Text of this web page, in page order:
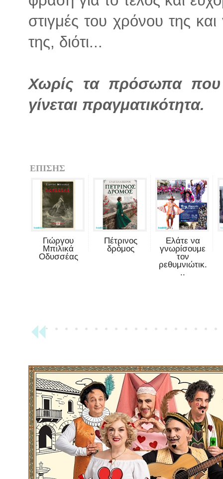
στιγμές του χρόνου της
της, διότι...
Χωρίς τα πρόσωπα που
γίνεται πραγματικότητα.
ΕΠΙΣΗΣ
Γιώργου
Μπιλικά
Οδυσσέας
Πέτρινος
δρόμος
Ελάτε να
γνωρίσουμε
τον
ρεθυμνιώτικ.
..